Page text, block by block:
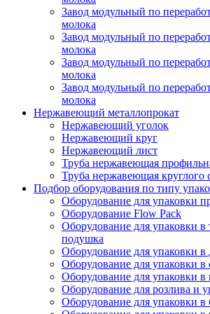
Завод модульный по
молока
Завод модульный по
молока
Завод модульный по
молока
Завод модульный по
молока
Нержавеющий металлопрокат
Нержавеющий уголок
Нержавеющий круг
Нержавеющий лист
Труба нержавеющая
Труба нержавеющая круглого
Подбор оборудования по типу
Оборудование для упаковки
Оборудование Flow Pack
Оборудование для упаковки
подушка
Оборудование для упаковки
Оборудование для упаковки в
Оборудование для упаковки в
Оборудование для розлива и
Оборудование для упаковки в